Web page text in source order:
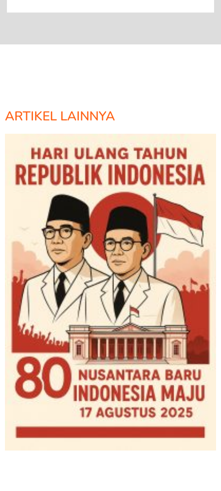
ARTIKEL LAINNYA